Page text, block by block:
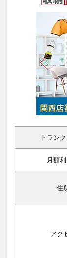
トラン
月額
住
アク